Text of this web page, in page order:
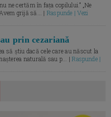
ne certăm în fața copilului.” „Ne
grijă să... | Raspunde | Vezi
prin cezariană
să știu dacă cele care au născut la
naturală sau p... |Raspunde |